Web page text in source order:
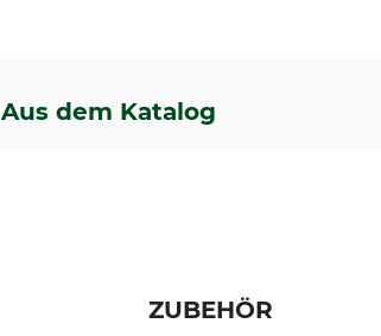
Aus dem Katalog
ZUBEHÖR